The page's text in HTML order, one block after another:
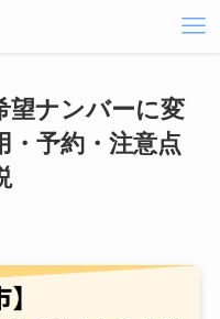
望ナンバーに変
・予約・注意点